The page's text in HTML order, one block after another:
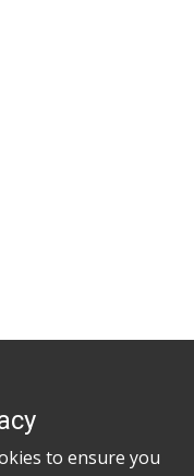
to ensure you